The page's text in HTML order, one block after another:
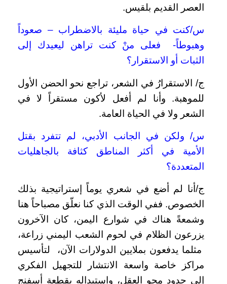
العصر القديم بلقيس.
س/كنت في حياة مليئة بالاضطراب – صعوداً
وهبوطاً- فعلى منْ كنت تراهن ليعيدك إلى
الثبات أو الاستقرار؟
ج/ الاستقرارُ في الشعر، تراجع نحو الحضن الأول
للموهبة. وأنا لم أفعل لأكون مستقراً لا في
الشعر ولا في الحياة العامة.
س/ ولكن في الجانب الأدبي، لم تتفرد بقتل
الأمية في أكثر المناطق كثافة بالجاهليات
المتعددة؟
ج/أنا لم أضع في شعري يوماً إستراتيجية بذلك
الخصوص. ففي الوقت الذي كنا نعلّق مصباحاً هنا
وشمعةً هناك في شوارع اليمن، كان الآخرون
يزرعون الظلام في لحوم الشعب اليمني زراعة،
مثلما يدفعون بملايين الدولارات الآن، لتأسيس
مراكز خاصة واسعة الانتشار للتجهيل الفكري
إلى حدود محو العقل، واستبداله بقطعة أسفنج